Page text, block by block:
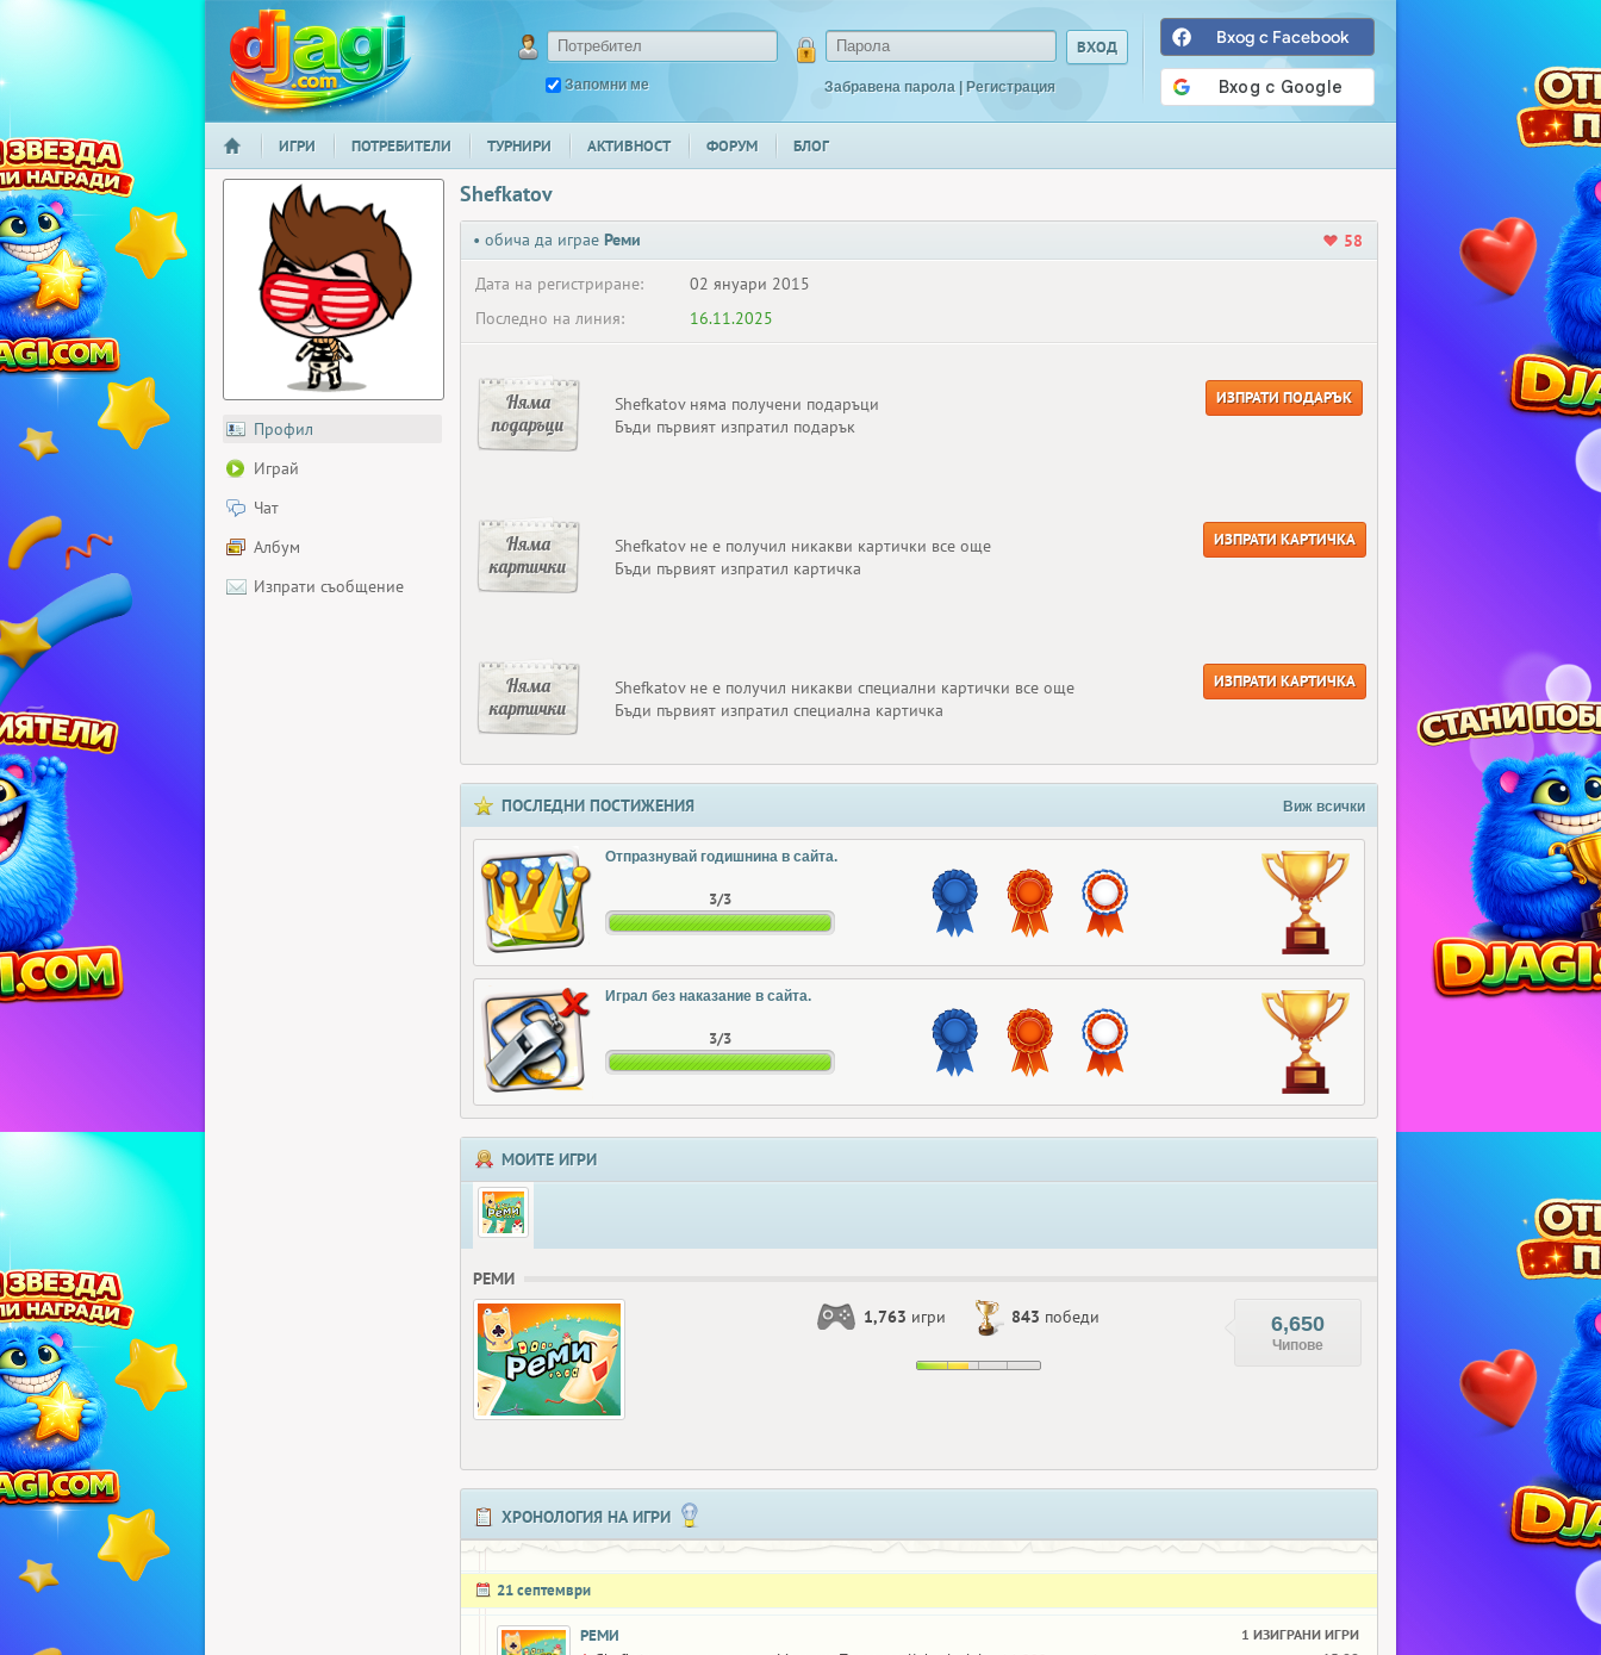
Запомни ме Забравена парола | Регистрация
Вход с Facebook
НАЧАЛО
ИГРИ ПОТРЕБИТЕЛИ ТУРНИРИ АКТИВНОСТ ФОРУМ БЛОГ
Профил
Играй
Чат
Албум
Изпрати съобщение
Shefkatov
• обича да играе Реми
58
Дата на регистриране:
02 януари 2015
Последно на линия:
16.11.2025
Няма
подаръци
Shefkatov няма получени подаръци
Бъди първият изпратил подарък
ИЗПРАТИ ПОДАРЪК
Няма
картички
Shefkatov не е получил никакви картички все още
Бъди първият изпратил картичка
ИЗПРАТИ КАРТИЧКА
Няма
картички
Shefkatov не е получил никакви специални картички все още
Бъди първият изпратил специална картичка
ИЗПРАТИ КАРТИЧКА
ПОСЛЕДНИ ПОСТИЖЕНИЯ Виж всички
Отпразнувай годишнина в сайта.
3/3
Играл без наказание в сайта.
3/3
МОИТЕ ИГРИ
РЕМИ
1,763 игри 843 победи 6,650
Чипове
ХРОНОЛОГИЯ НА ИГРИ
21 септември
РЕМИ 1 ИЗИГРАНИ ИГРИ